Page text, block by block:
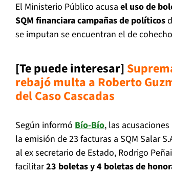
El Ministerio Público acusa el uso de
SQM financiara campañas de políticos
se imputan se encuentran el de
[Te puede interesar]
rebajó multa a Roberto
del Caso Cascadas
Según informó Bío-Bío, las
la emisión de 23 facturas a SQM Salar
al ex secretario de Estado, Rodrigo
facilitar23 boletas y 4 boletas de